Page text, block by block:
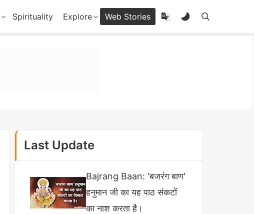
Spirituality Explore Web Stories
Last Update
Bajrang Baan: 'बजरंग बाण'
हनुमान जी का यह पाठ संकटों
का नाश करता है।